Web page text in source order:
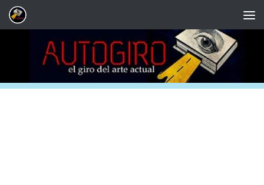
Saltar al contenido